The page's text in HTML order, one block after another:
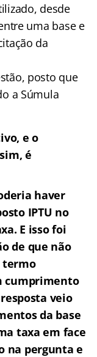
desde
uma base e
da
posto que
a Súmula
e o
é
haver
IPTU no
E isso foi
de que não
termo
cumprimento
veio
da base
taxa em face
na pergunta e